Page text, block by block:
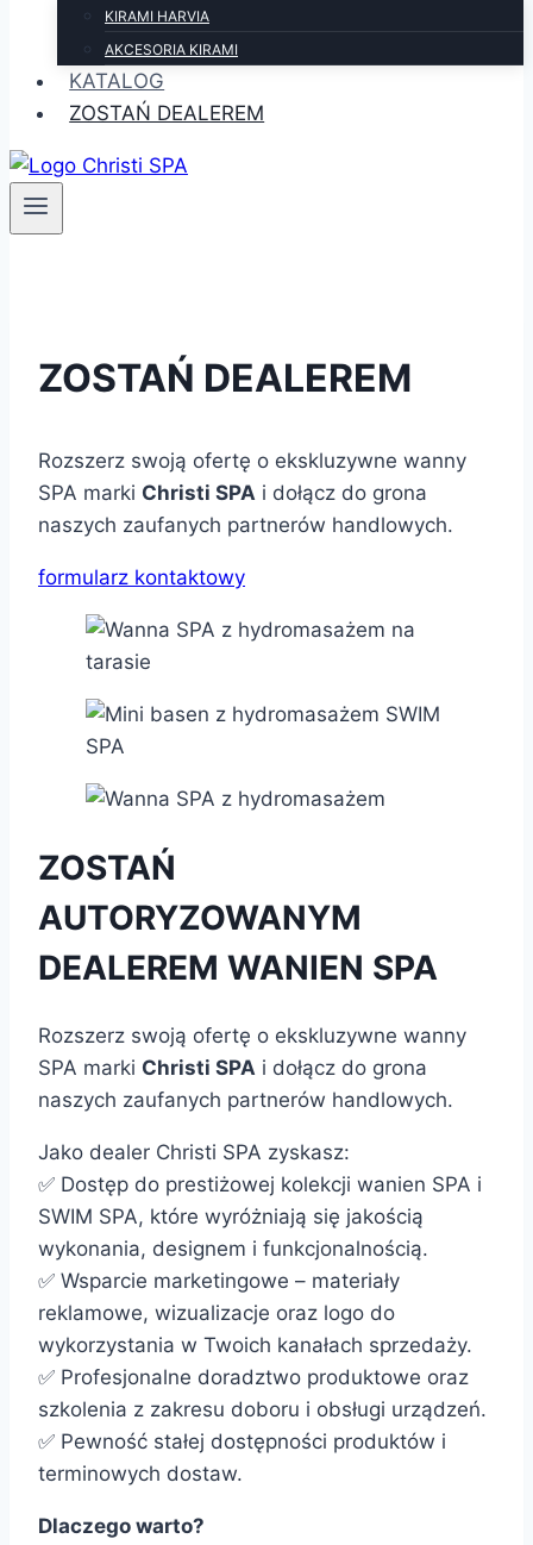
KIRAMI HARVIA
AKCESORIA KIRAMI
KATALOG
ZOSTAŃ DEALEREM
ZOSTAŃ DEALEREM
Rozszerz swoją ofertę o ekskluzywne wanny
SPA marki Christi SPA i dołącz do grona
naszych zaufanych partnerów handlowych.
formularz kontaktowy
ZOSTAŃ
AUTORYZOWANYM
DEALEREM WANIEN SPA
Rozszerz swoją ofertę o ekskluzywne wanny
SPA marki Christi SPA i dołącz do grona
naszych zaufanych partnerów handlowych.
Jako dealer Christi SPA zyskasz:
✅ Dostęp do prestiżowej kolekcji wanien SPA i
SWIM SPA, które wyróżniają się jakością
wykonania, designem i funkcjonalnością.
✅ Wsparcie marketingowe – materiały
reklamowe, wizualizacje oraz logo do
wykorzystania w Twoich kanałach sprzedaży.
✅ Profesjonalne doradztwo produktowe oraz
szkolenia z zakresu doboru i obsługi urządzeń.
✅ Pewność stałej dostępności produktów i
terminowych dostaw.
Dlaczego warto?